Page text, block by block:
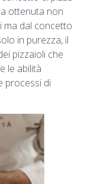
ottenuta non
ma dal concetto
in purezza, il
pizzaioli che
le abilità
processi di